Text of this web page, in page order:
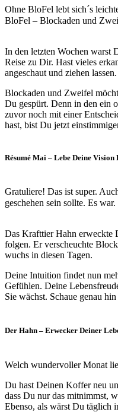
Ohne BloFel lebt sich´s
BloFel – Blockaden und
In den letzten Wochen warst
Reise zu Dir. Hast vieles
angeschaut und ziehen lassen.
Blockaden und Zweifel
Du gespürt. Denn in den ein
zuvor noch mit einer
hast, bist Du jetzt
Résumé Mai – Lebe Deine
Gratuliere! Das ist super.
geschehen sein sollte. Es
Das Krafttier Hahn erweckte
folgen. Er verscheuchte
wuchs in diesen Tagen.
Deine Intuition findet nun
Gefühlen. Deine
Sie wächst. Schaue genau
Der Hahn – Erwecker Deiner
Welch wundervoller Monat
Du hast Deinen Koffer neu
dass Du nur das mitnimmst,
Ebenso, als wärst Du täglich